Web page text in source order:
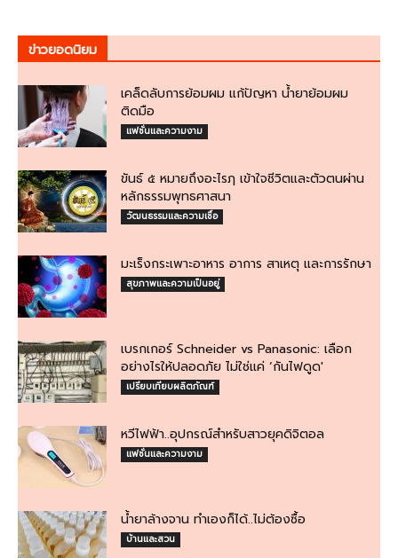
ข่าวยอดนิยม
เคล็ดลับการย้อมผม แก้ปัญหา น้ำยาย้อมผม
ติดมือ
แฟชั่นและความงาม
ขันธ์ ๕ หมายถึงอะไรฦ เข้าใจชีวิตและตัวตนผ่าน
หลักธรรมพุทธศาสนา
วัฒนธรรมและความเชื่อ
มะเร็งกระเพาะอาหาร อาการ สาเหตุ และการรักษา
สุขภาพและความเป็นอยู่
เบรกเกอร์ Schneider vs Panasonic: เลือก
อย่างไรให้ปลอดภัย ไม่ใช่แค่ ‘กันไฟดูด'
เปรียบเทียบผลิตภัณฑ์
หวีไฟฟ้า..อุปกรณ์สำหรับสาวยุคดิจิตอล
แฟชั่นและความงาม
น้ำยาล้างจาน ทำเองก็ได้..ไม่ต้องซื้อ
บ้านและสวน